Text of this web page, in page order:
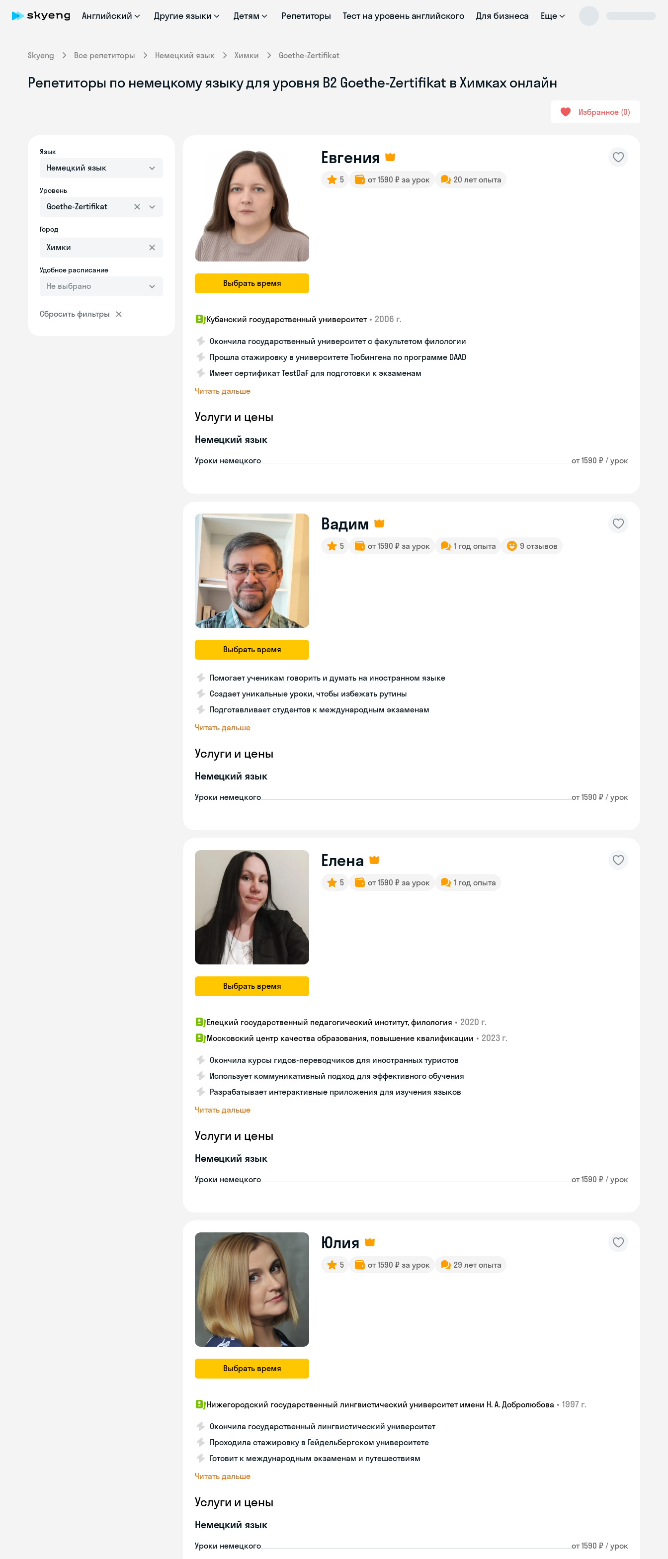
Английский Другие языки Детям Репетиторы Тест на уровень английского Для бизнеса Еще
Skyeng Все репетиторы Немецкий язык Химки Goethe-Zertifikat
Репетиторы по немецкому языку для уровня B2 Goethe-Zertifikat в Химках онлайн
Избранное 0
Язык
Немецкий язык
Уровень
Goethe-Zertifikat
Город
Удобное расписание
Не выбрано
Сбросить фильтры
Выбрать время
Евгения
5 от 1590 ₽ за урок 20 лет опыта
Кубанский государственный университет • 2006 г.
Окончила государственный университет с факультетом филологии
Прошла стажировку в университете Тюбингена по программе DAAD
Имеет сертификат TestDaF для подготовки к экзаменам
Читать дальше
Услуги и цены
Немецкий язык
Уроки немецкого от 1590 ₽ / урок
Выбрать время
Вадим
5 от 1590 ₽ за урок 1 год опыта 9 отзывов
Помогает ученикам говорить и думать на иностранном языке
Создает уникальные уроки, чтобы избежать рутины
Подготавливает студентов к международным экзаменам
Читать дальше
Услуги и цены
Немецкий язык
Уроки немецкого от 1590 ₽ / урок
Выбрать время
Елена
5 от 1590 ₽ за урок 1 год опыта
Елецкий государственный педагогический институт, филология • 2020 г.
Московский центр качества образования, повышение квалификации • 2023 г.
Окончила курсы гидов-переводчиков для иностранных туристов
Использует коммуникативный подход для эффективного обучения
Разрабатывает интерактивные приложения для изучения языков
Читать дальше
Услуги и цены
Немецкий язык
Уроки немецкого от 1590 ₽ / урок
Выбрать время
Юлия
5 от 1590 ₽ за урок 29 лет опыта
Нижегородский государственный лингвистический университет имени Н. А. Добролюбова • 1997 г.
Окончила государственный лингвистический университет
Проходила стажировку в Гейдельбергском университете
Готовит к международным экзаменам и путешествиям
Читать дальше
Услуги и цены
Немецкий язык
Уроки немецкого от 1590 ₽ / урок